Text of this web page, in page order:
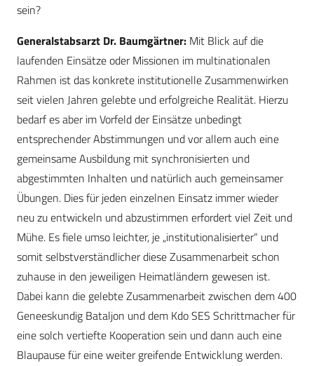
sein?
Generalstabsarzt Dr. Baumgärtner: Mit Blick auf die
laufenden Einsätze oder Missionen im multinationalen
Rahmen ist das konkrete institutionelle Zusammenwirken
seit vielen Jahren gelebte und erfolgreiche Realität. Hierzu
bedarf es aber im Vorfeld der Einsätze unbedingt
entsprechender Abstimmungen und vor allem auch eine
gemeinsame Ausbildung mit synchronisierten und
abgestimmten Inhalten und natürlich auch gemeinsamer
Übungen. Dies für jeden einzelnen Einsatz immer wieder
neu zu entwickeln und abzustimmen erfordert viel Zeit und
Mühe. Es fiele umso leichter, je „institutionalisierter“ und
somit selbstverständlicher diese Zusammenarbeit schon
zuhause in den jeweiligen Heimatländern gewesen ist.
Dabei kann die gelebte Zusammenarbeit zwischen dem 400
Geneeskundig Bataljon und dem Kdo SES Schrittmacher für
eine solch vertiefte Kooperation sein und dann auch eine
Blaupause für eine weiter greifende Entwicklung werden.